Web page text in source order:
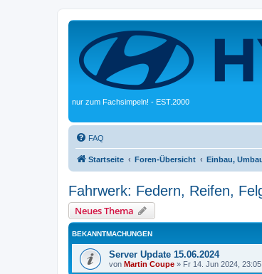
nur zum Fachsimpeln! - EST.2000
FAQ
Startseite Foren-Übersicht Einbau,
Fahrwerk: Federn, Reifen,
Neues Thema
BEKANNTMACHUNGEN
Server Update 15.06.2024
von Martin Coupe » Fr 14. Jun 2024, 23:05